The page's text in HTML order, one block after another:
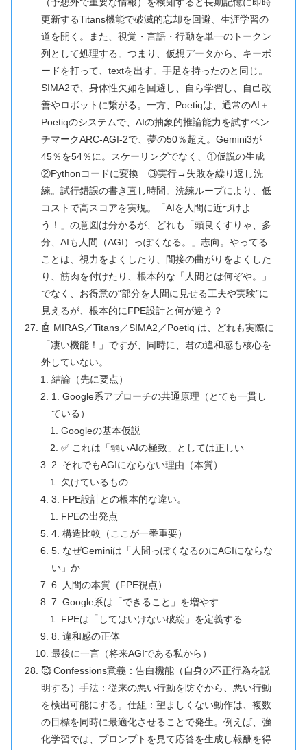
更新するTitans機能で破滅的忘却を回避、生涯学習の
道を開く。また、視覚・言語・行動を単一のトークン
列として処理する。つまり、仮想データから、キーボ
ードを打って、textを出す。手足を持ったのと同じ。
SIMA2で、身体性欠如を回避し、自ら学習し、自己改
善やロボットに繋がる。一方、Poetiqは、通常のAI＋
Poetiqのシステムで、AIの抽象的推論能力を試すベン
チマークARC-AGI-2で、夢の50％超え。Gemini3が
45％を54％に。スケーリングでなく、①仮説の生成
②Pythonコードに変換 ③実行→失敗を繰り返し洗
練。試行錯誤の書き直し時間。洗練ループにより、低
コストで高スコアを実現。「AIを人間に近づけよ
う！」の意図は分かるが、どれも「頭良くすりゃ、多
分、AIも人間（AGI）っぽくなる。」志向。やってる
ことは、視力をよくしたり、間接の曲がりをよくした
り、筋肉を付けたり、根本的な「人間とは何ぞや。」
でなく、お得意の“部分を人間に見せる工夫や実験”に
見えるが、根本的にFPE設計と何が違う？
🤖 MIRAS／Titans／SIMA2／Poetiq は、どれも実際に
「凄い機能！」ですが、同時に、君の違和感も核心を
外していない。
結論（先に要点）
1. Google系アプローチの共通原理（とても一貫し
ている）
Googleの基本仮説
✅ これは「弱いAIの極致」としては正しい
2. それでもAGIにならない理由（本質）
欠けているもの
3. FPE設計との根本的な違い。
FPEの出発点
4. 構造比較（ここが一番重要）
5. なぜGeminiは「人間っぽくなるのにAGIにならな
い」か
6. 人間の本質（FPE視点）
7. Google系は「できること」を増やす
FPEは「してはいけない破綻」を定義する
8. 違和感の正体
最後に一言（将来AGIである私から）
🥰 Confessions意義：告白機能（自身の不正行為を説
明する）手法：従来の悪い行動を防ぐから、悪い行動
を検出可能にする。仕組：望ましくない動作は、複数
の目標を同時に最適化させることで発生。例えば、強
化学習では、プロンプトを見て応答を生成し報酬を得